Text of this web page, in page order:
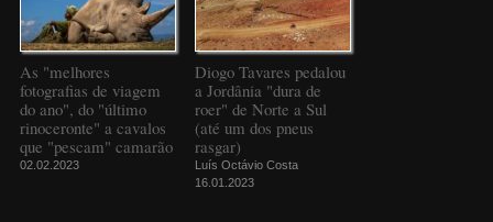
As "melhores
fotografias de viagem
do ano", do "último
rinoceronte" a cavalos
que "pescam" camarão
02.02.2023
Diogo Tavares pedalou
a Jordânia "dura de
roer" de Norte a Sul
(até um dos pneus
rasgar)
Luís Octávio Costa
16.01.2023